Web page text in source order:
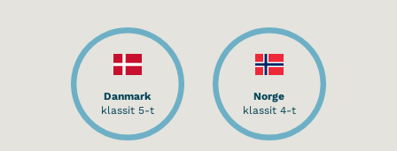
Danmark
klassit 5-t
Norge
klassit 4-t